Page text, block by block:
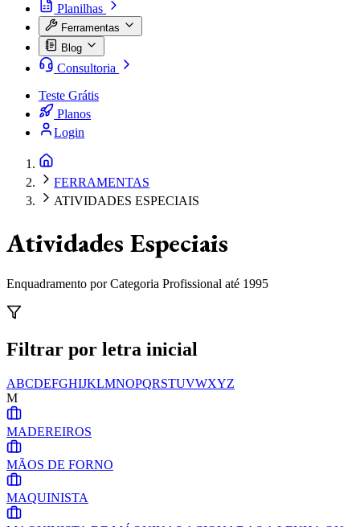
Planilhas
Ferramentas
Blog
Consultoria
Teste Grátis
Planos
Login
FERRAMENTAS
ATIVIDADES ESPECIAIS
Atividades Especiais
Enquadramento por Categoria Profissional até 1995
Filtrar por letra inicial
ABCDEFGHIJKLMNOPQRSTUVWXYZ
M
MADEREIROS
MÃOS DE FORNO
MAQUINISTA